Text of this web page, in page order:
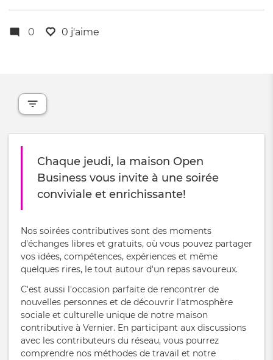
0 0 j'aime
Chaque jeudi, la maison Open
Business vous invite à une soirée
conviviale et enrichissante!
Nos soirées contributives sont des moments
d'échanges libres et gratuits, où vous pouvez partager
vos idées, compétences, expériences et même
quelques rires, le tout autour d'un repas savoureux.
C'est aussi l'occasion parfaite de rencontrer de
nouvelles personnes et de découvrir l'atmosphère
sociale et culturelle unique de notre maison
contributive à Vernier. En participant aux discussions
avec les contributeurs du réseau, vous pourrez
comprendre nos méthodes de travail et notre